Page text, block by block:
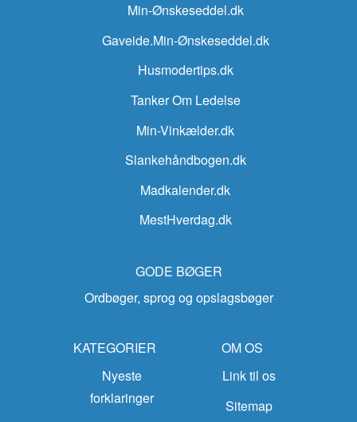
Min-Ønskeseddel.dk
Gaveide.Min-Ønskeseddel.dk
Husmodertips.dk
Tanker Om Ledelse
Min-Vinkælder.dk
Slankehåndbogen.dk
Madkalender.dk
MestHverdag.dk
GODE BØGER
Ordbøger, sprog og opslagsbøger
KATEGORIER
Nyeste
forklaringer
OM OS
Link til os
Sitemap